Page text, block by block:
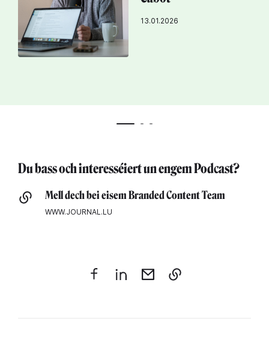
13.01.2026
Du bass och interesséiert un engem Podcast?
Mell dech bei eisem Branded Content Team
WWW.JOURNAL.LU